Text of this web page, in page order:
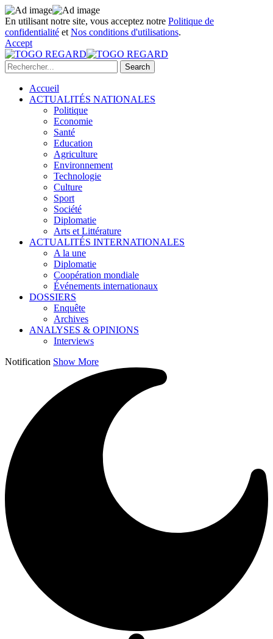
En utilisant notre site, vous acceptez notre Politique de
confidentialité et Nos conditions d'utilisations.
Accept
Accueil
ACTUALITÉS NATIONALES
Politique
Economie
Santé
Education
Agriculture
Environnement
Technologie
Culture
Sport
Société
Diplomatie
Arts et Littérature
ACTUALITÉS INTERNATIONALES
A la une
Diplomatie
Coopération mondiale
Événements internationaux
DOSSIERS
Enquête
Archives
ANALYSES & OPINIONS
Interviews
Notification Show More